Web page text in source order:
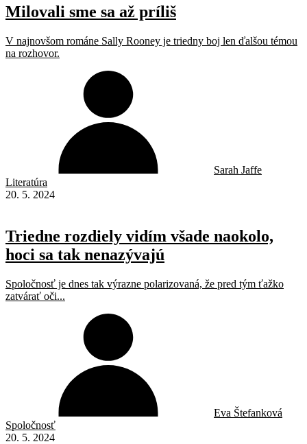
Milovali sme sa až príliš
V najnovšom románe Sally Rooney je triedny boj len ďalšou témou
na rozhovor.
Sarah Jaffe
Literatúra
20. 5. 2024
Triedne rozdiely vidím všade naokolo,
hoci sa tak nenazývajú
Spoločnosť je dnes tak výrazne polarizovaná, že pred tým ťažko
zatvárať oči...
Eva Štefanková
Spoločnosť
20. 5. 2024